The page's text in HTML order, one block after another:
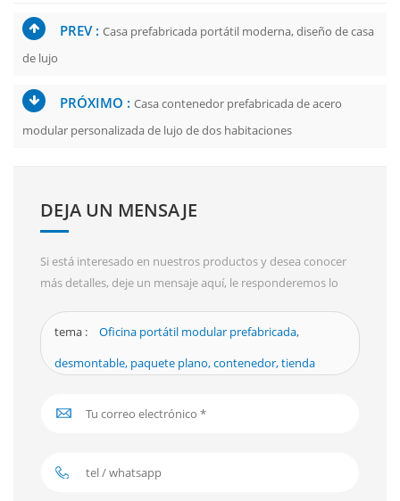
PREV : Casa prefabricada portátil moderna, diseño de casa
de lujo
PRÓXIMO : Casa contenedor prefabricada de acero
modular personalizada de lujo de dos habitaciones
DEJA UN MENSAJE
Si está interesado en nuestros productos y desea conocer
más detalles, deje un mensaje aquí, le responderemos lo
tema :
Oficina portátil modular prefabricada,
desmontable, paquete plano, contenedor, tienda